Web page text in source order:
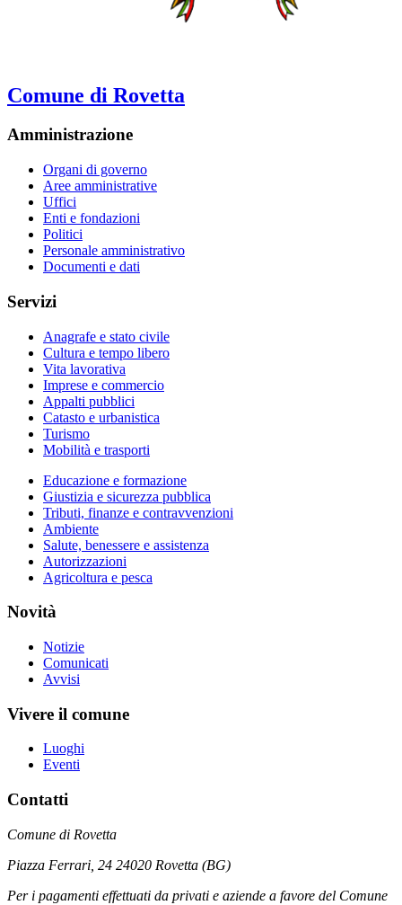
Comune di Rovetta
Amministrazione
Organi di governo
Aree amministrative
Uffici
Enti e fondazioni
Politici
Personale amministrativo
Documenti e dati
Servizi
Anagrafe e stato civile
Cultura e tempo libero
Vita lavorativa
Imprese e commercio
Appalti pubblici
Catasto e urbanistica
Turismo
Mobilità e trasporti
Educazione e formazione
Giustizia e sicurezza pubblica
Tributi, finanze e contravvenzioni
Ambiente
Salute, benessere e assistenza
Autorizzazioni
Agricoltura e pesca
Novità
Notizie
Comunicati
Avvisi
Vivere il comune
Luoghi
Eventi
Contatti
Comune di Rovetta
Piazza Ferrari, 24 24020 Rovetta (BG)
Per i pagamenti effettuati da privati e aziende a favore del Comune